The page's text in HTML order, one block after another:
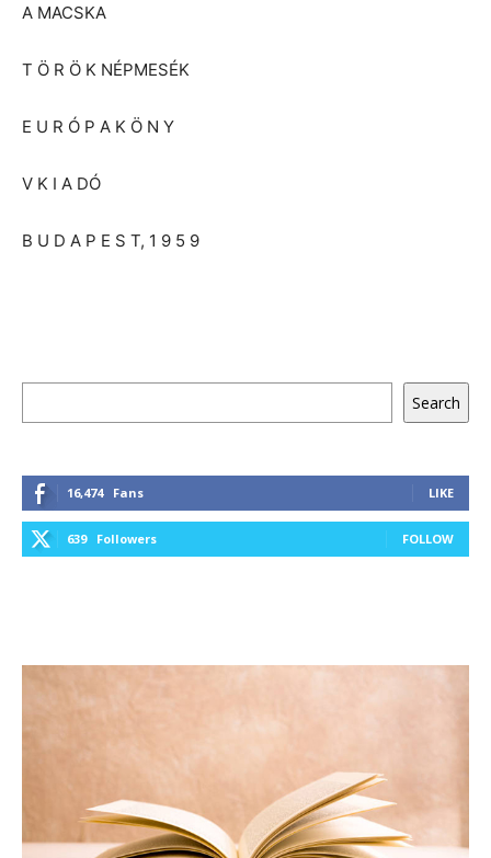
A MACSKA
T Ö R Ö K NÉPMESÉK
E U R Ó P A K Ö N Y
V K I A DÓ
B U D A P E S T, 1 9 5 9
Search
16,474 Fans LIKE
639 Followers FOLLOW